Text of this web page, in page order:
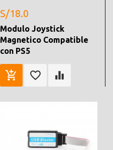
S/18.0
Modulo Joystick
Magnetico Compatible
con PS5